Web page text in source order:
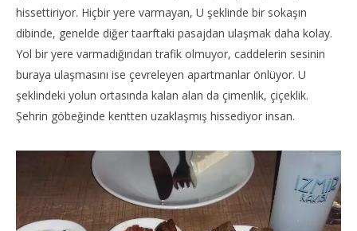
Temmuz
2016
yadmin
17
hissettiriyor. Hiçbir yere varmayan, U şeklinde bir sokaşın
dibinde, genelde diğer taarftaki pasajdan ulaşmak daha kolay.
Yol bir yere varmadığından trafik olmuyor, caddelerin sesinin
buraya ulaşmasını ise çevreleyen apartmanlar önlüyor. U
şeklindeki yolun ortasında kalan alan da çimenlik, çiçeklik.
Şehrin göbeğinde kentten uzaklaşmış hissediyor insan.